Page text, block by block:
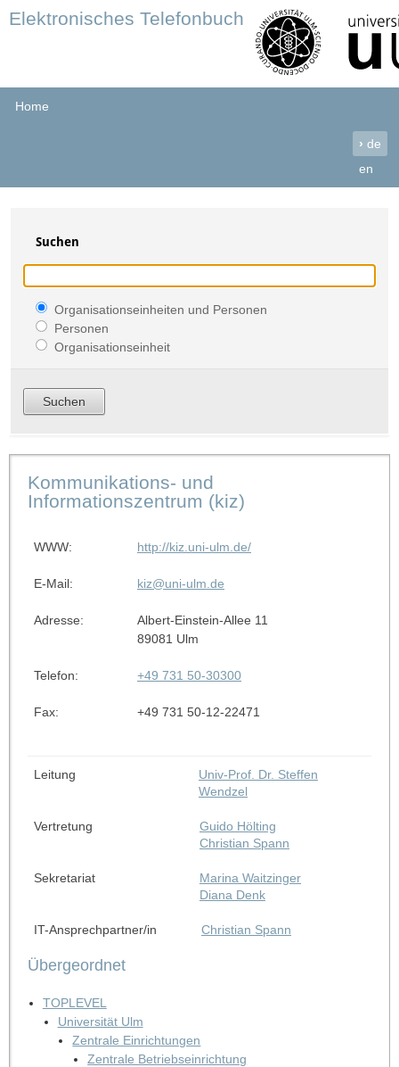
Elektronisches Telefonbuch
Home
› de
en
Suchen
Organisationseinheiten und Personen
Personen
Organisationseinheit
Kommunikations- und
Informationszentrum (kiz)
WWW: http://kiz.uni-ulm.de/
E-Mail: kiz@uni-ulm.de
Adresse:
Albert-Einstein-Allee 11
89081 Ulm
Telefon: +49 731 50-30300
Fax: +49 731 50-12-22471
Leitung
Univ-Prof. Dr. Steffen
Wendzel
Vertretung
Guido Hölting
Christian Spann
Sekretariat
Marina Waitzinger
Diana Denk
IT-Ansprechpartner/in Christian Spann
Übergeordnet
TOPLEVEL
Universität Ulm
Zentrale Einrichtungen
Zentrale Betriebseinrichtung